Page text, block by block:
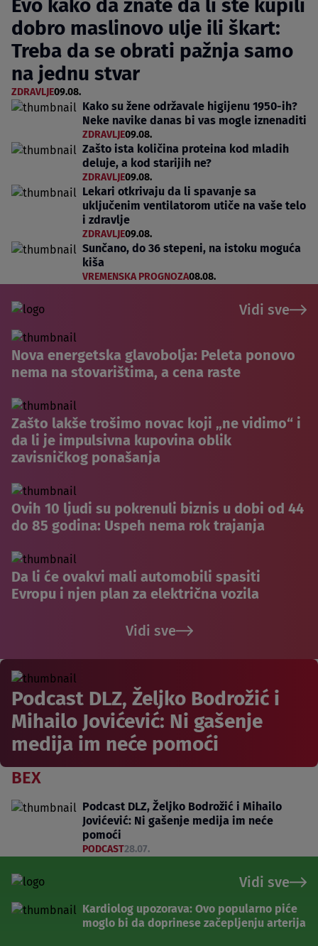
Evo kako da znate da li ste kupili
dobro maslinovo ulje ili škart:
Treba da se obrati pažnja samo
na jednu stvar
ZDRAVLJE09.08.
Kako su žene održavale higijenu 1950-ih?
Neke navike danas bi vas mogle iznenaditi
ZDRAVLJE09.08.
Zašto ista količina proteina kod mladih
deluje, a kod starijih ne?
ZDRAVLJE09.08.
Lekari otkrivaju da li spavanje sa
uključenim ventilatorom utiče na vaše telo
i zdravlje
ZDRAVLJE09.08.
Sunčano, do 36 stepeni, na istoku moguća
kiša
VREMENSKA PROGNOZA08.08.
Vidi sve
Nova energetska glavobolja: Peleta ponovo
nema na stovarištima, a cena raste
Zašto lakše trošimo novac koji „ne vidimo“ i
da li je impulsivna kupovina oblik
zavisničkog ponašanja
Ovih 10 ljudi su pokrenuli biznis u dobi od 44
do 85 godina: Uspeh nema rok trajanja
Da li će ovakvi mali automobili spasiti
Evropu i njen plan za električna vozila
Vidi sve
Podcast DLZ, Željko Bodrožić i
Mihailo Jovićević: Ni gašenje
medija im neće pomoći
BEX
Podcast DLZ, Željko Bodrožić i Mihailo
Jovićević: Ni gašenje medija im neće
pomoći
PODCAST28.07.
Vidi sve
Kardiolog upozorava: Ovo popularno piće
moglo bi da doprinese začepljenju arterija